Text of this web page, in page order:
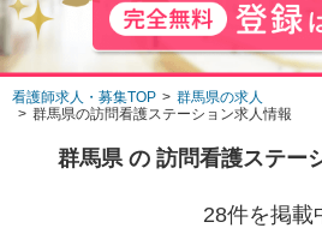
看護師求人・募集TOP
群馬県の求人
群馬県の訪問看護ステーション求人情報
群馬県の 訪問看護ステー
28件を掲載